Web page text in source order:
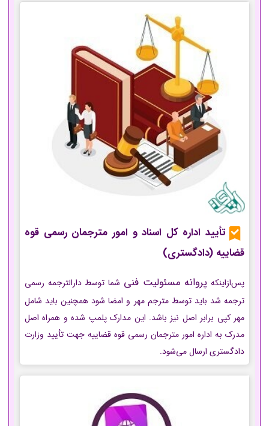
تأیید اداره کل اسناد و امور مترجمان رسمی قوه
قضاییه (دادگستری)
پس‌ازاینکه پروانه مسئولیت فنی شما توسط دارالترجمه رسمی
ترجمه شد باید توسط مترجم مهر و امضا شود همچنین باید شامل
مهر کپی برابر اصل نیز باشد. این مدارک پلمپ شده و همراه اصل
مدرک به اداره امور مترجمان رسمی قوه قضاییه جهت تأیید وزارت
دادگستری ارسال می‌شود.